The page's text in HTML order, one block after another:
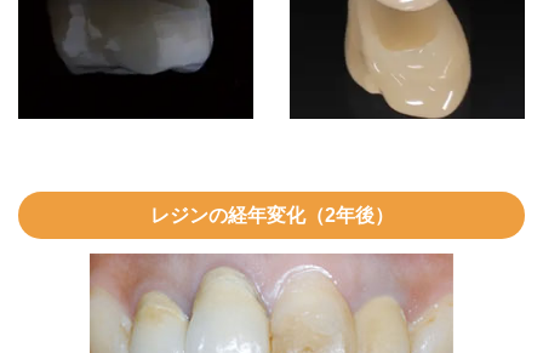
レジンの経年変化（2年後）